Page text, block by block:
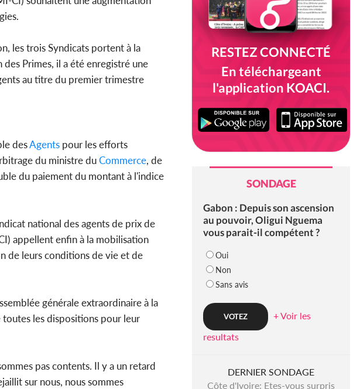
les trois Syndicats portent à la
Primes, il a été enregistré une
au titre du premier trimestre
desAgents pour les efforts
du ministre duCommerce, de
du paiement du montant à l'indice
national des agents de prix de
appellent enfin à la mobilisation
de leurs conditions de vie et de
générale extraordinaire à la
les dispositions pour leur
pas contents. Il y a un retard
sur nous, nous sommes
RESTEZ CONNECTÉ
En téléchargeant
l'application KOACI.
SONDAGE
Gabon : Depuis son ascension
au pouvoir, Oligui Nguema
vous parait-il compétent ?
Oui
Non
Sans avis
+ Voir les
resultats
DERNIER SONDAGE
Côte d'Ivoire: Etes-vous surpris